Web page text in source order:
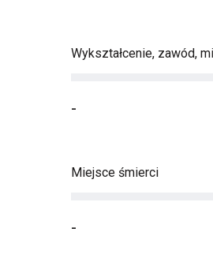
Wykształcenie, zawód,
-
Miejsce śmierci
-